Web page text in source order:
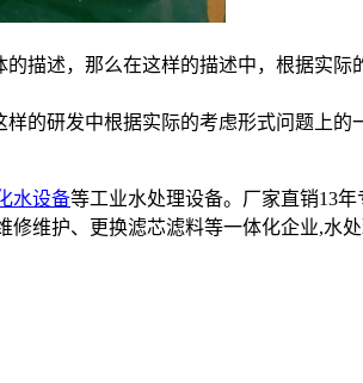
描述，那么在这样的描述中，根据实际
的研发中根据实际的考虑形式问题上的
水设备等工业水处理设备。厂家直销13
维护、更换滤芯滤料等一体化企业,水